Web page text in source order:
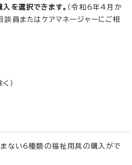
を選択できます。 （令和6年4月か
談員またはケアマネージャーにご相
）
ない6種類の福祉用具の購入がで